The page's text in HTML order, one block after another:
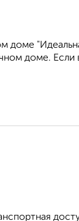
доме
доме. Если